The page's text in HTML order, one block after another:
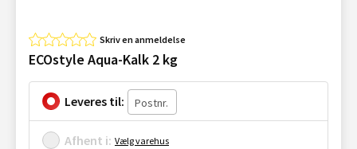
Skriv en anmeldelse
ECOstyle Aqua-Kalk 2 kg
Leveres til:
Afhent i: Vælg varehus